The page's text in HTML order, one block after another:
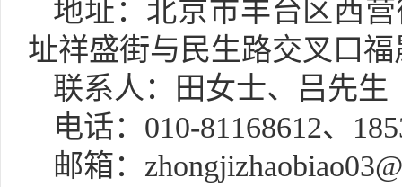
地址： 北京市丰台区西
址祥盛街与民生路交叉口
联系人：
田女士、吕先生
电话： 010-81168612、
邮箱：